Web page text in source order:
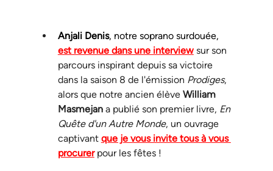
Anjali Denis, notre soprano surdouée,
est revenue dans une interview sur son
parcours inspirant depuis sa victoire
dans la saison 8 de l'émission Prodiges,
alors que notre ancien élève William
Masmejan a publié son premier livre, En
Quête d'un Autre Monde, un ouvrage
captivant que je vous invite tous à vous
procurer pour les fêtes !